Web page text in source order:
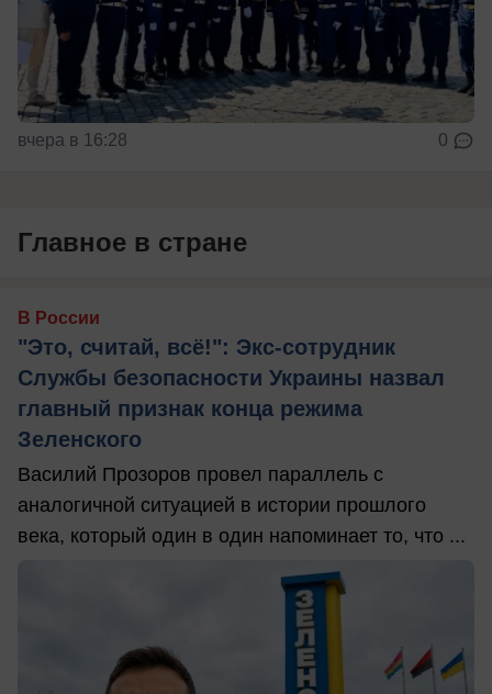
вчера в 16:28 0
Главное в стране
В России
"Это, считай, всё!": Экс-сотрудник
Службы безопасности Украины назвал
главный признак конца режима
Зеленского
Василий Прозоров провел параллель с
аналогичной ситуацией в истории прошлого
века, который один в один напоминает то, что ...